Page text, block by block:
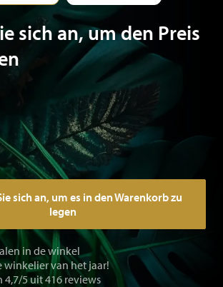
sich an, um den Preis
sich an, um es in den Warenkorb zu
legen
in de winkel
winkelier van het jaar!
4,7/5 uit 416 reviews